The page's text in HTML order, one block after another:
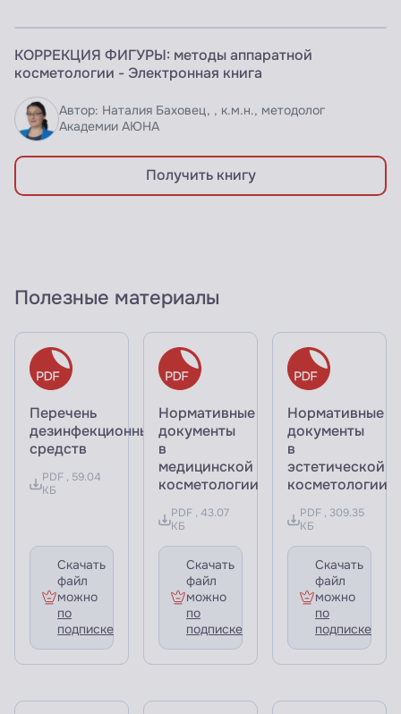
Доступно по подписке
КОРРЕКЦИЯ ФИГУРЫ: методы аппаратной
косметологии - Электронная книга
Автор: Наталия Баховец, , к.м.н., методолог
Академии АЮНА
Получить книгу
Полезные материалы
Перечень
дезинфекционных
средств
PDF , 59.04
КБ
Скачать
файл
можно
по
подписке
Нормативные
документы
в
медицинской
косметологии
PDF , 43.07
КБ
Скачать
файл
можно
по
подписке
Нормативные
документы
в
эстетической
косметологии
PDF , 309.35
КБ
Скачать
файл
можно
по
подписке